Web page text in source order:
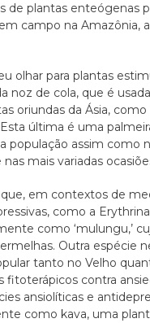
de plantas enteógenas
campo na Amazônia,
olhar para plantas
noz de cola, que é
oriundas da Ásia, como
última é uma
população assim como
mais variadas
em contextos de
como a
como ‘mulungu,’
Outra espécie
tanto no Velho
fitoterápicos contra
ansiolíticas e
como kava, uma